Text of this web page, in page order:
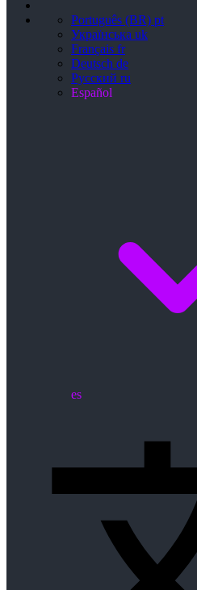
Português (BR) pt
Українська uk
Français fr
Deutsch de
Русский ru
Español
es